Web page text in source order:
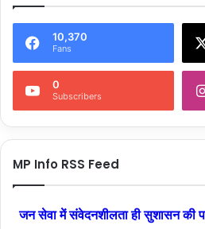
10,370
Fans
0
Subscribers
MP Info RSS Feed